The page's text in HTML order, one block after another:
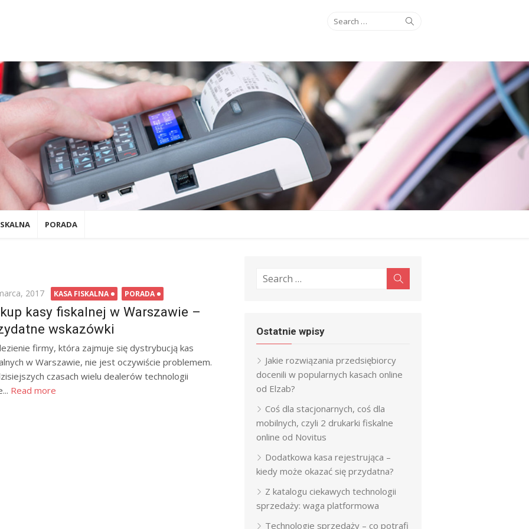
Search
PORADA
2017 KASA FISKALNA PORADA
kasy fiskalnej w Warszawie –
wskazówki
firmy, która zajmuje się dystrybucją kas
w Warszawie, nie jest oczywiście problemem.
czasach wielu dealerów technologii
Read more
Search
Ostatnie wpisy
Jakie rozwiązania przedsiębiorcy
docenili w popularnych kasach online
od Elzab?
Coś dla stacjonarnych, coś dla
mobilnych, czyli 2 drukarki fiskalne
online od Novitus
Dodatkowa kasa rejestrująca –
kiedy może okazać się przydatna?
Z katalogu ciekawych technologii
sprzedaży: waga platformowa
Technologie sprzedaży – co potrafi